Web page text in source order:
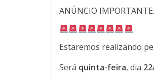
ANÚNCIO IMPORTANTE.
Estaremos realizando
Será quinta-feira, dia